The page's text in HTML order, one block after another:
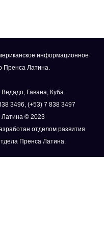
информационное
Пренса Латина.
Гавана, Куба.
3496, (+53) 7 838 3497
Латина © 2023
отделом развития
Пренса Латина.